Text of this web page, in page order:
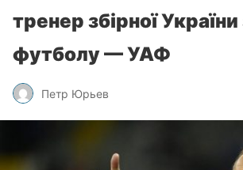
тренер збірної України
футболу — УАФ
Петр Юрьев